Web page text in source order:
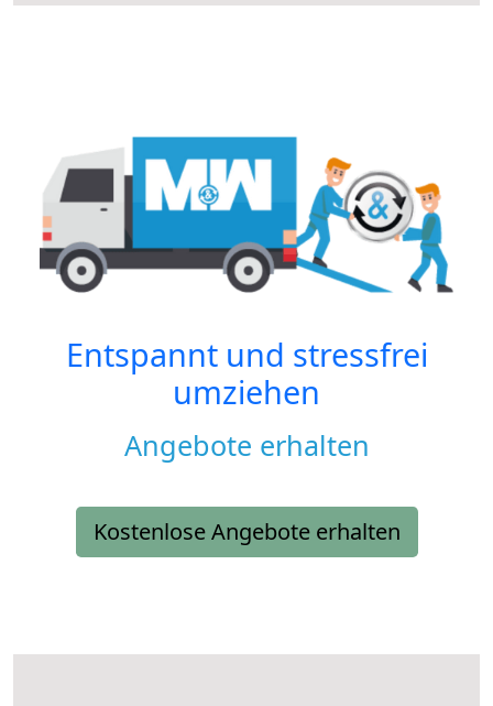
Entspannt und stressfrei
umziehen
Angebote erhalten
Kostenlose Angebote erhalten